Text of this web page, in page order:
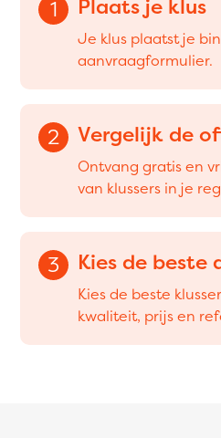
1 Plaats je klus
Je klus plaatst je
aanvraagformulier.
2 Vergelijk de
Ontvang gratis en
van klussers in je
3 Kies de beste
Kies de beste
kwaliteit, prijs en